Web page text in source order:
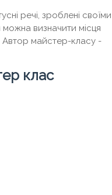
речі, зроблені своїми
визначити місця
Автор майстер-класу -
клас